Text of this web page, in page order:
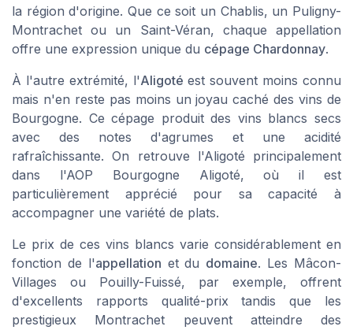
la région d'origine. Que ce soit un Chablis, un Puligny-
Montrachet ou un Saint-Véran, chaque appellation
offre une expression unique du cépage Chardonnay.
À l'autre extrémité, l'Aligoté est souvent moins connu
mais n'en reste pas moins un joyau caché desvins de
Bourgogne. Cecépage produit des vins blancs secs
avec des notes d'agrumes et une acidité
rafraîchissante. On retrouve l'Aligoté principalement
dans l'AOP Bourgogne Aligoté, où il est
particulièrement apprécié pour sa capacité à
accompagner une variété de plats.
Le prix de ces vins blancs varie considérablement en
fonction de l'appellation et du domaine. Les Mâcon-
Villages ou Pouilly-Fuissé, par exemple, offrent
d'excellents rapports qualité-prix tandis que les
prestigieux Montrachet peuvent atteindre des